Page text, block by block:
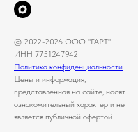
© 2022-2026 ООО "ГАРТ"
ИНН 7751247942
Политика конфиденциальности
Цены и информация,
представленная на сайте, носят
ознакомительный характер и не
является публичной офертой